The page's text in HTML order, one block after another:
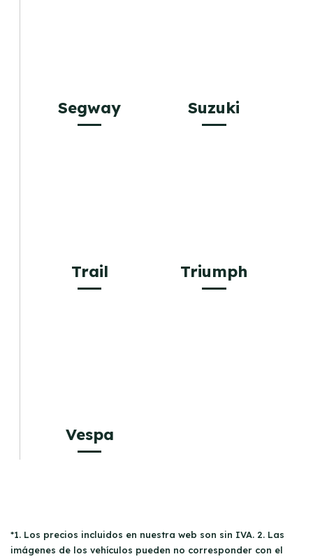
Segway Suzuki
Trail Triumph
Vespa
*1. Los precios incluidos en nuestra web son sin IVA. 2. Las
imágenes de los vehículos pueden no corresponder con el